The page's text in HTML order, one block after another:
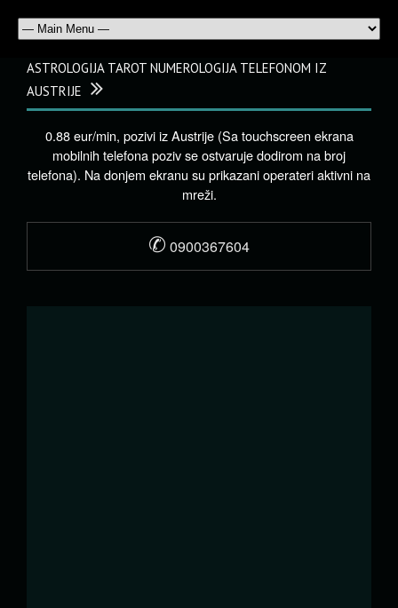
ASTROLOGIJA TAROT NUMEROLOGIJA TELEFONOM IZ
AUSTRIJE
0.88 eur/min, pozivi iz Austrije (Sa touchscreen ekrana
mobilnih telefona poziv se ostvaruje dodirom na broj
telefona). Na donjem ekranu su prikazani operateri aktivni na
mreži.
✆ 0900367604